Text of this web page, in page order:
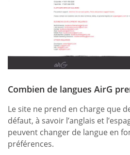
Combien de langues AirG
Le site ne prend en charge que
défaut, à savoir l’anglais et
peuvent changer de langue en
préférences.